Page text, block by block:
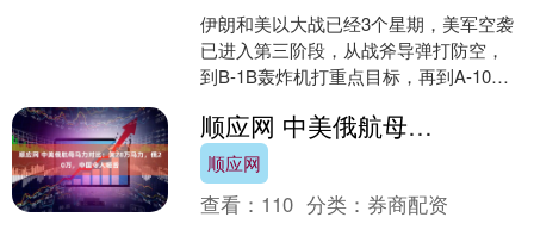
伊朗和美以大战已经3个星期，美军空袭
已进入第三阶段，从战斧导弹打防空，
到B-1B轰炸机打重点目标，再到A-10雷
射架。 在战争....
顺应网 中美俄航母马力对比：美28万马力，俄20万，中国令人咂舌
顺应网
查看： 110 分类： 券商配资